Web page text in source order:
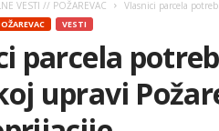
VESTI // POŽAREVAC Vlasnici parcela
VESTI
parcela
upravi